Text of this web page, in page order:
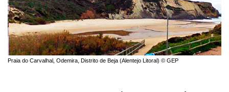
Praia do Carvalhal, Odemira, Distrito de Beja (Alentejo Litoral) © GEP